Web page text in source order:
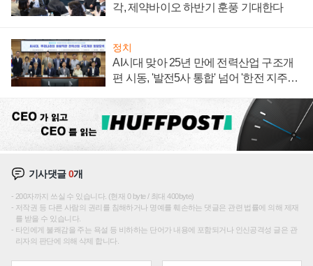
각, 제약바이오 하반기 훈풍 기대한다
정치
AI시대 맞아 25년 만에 전력산업 구조개
편 시동, '발전5사 통합' 넘어 '한전 지주사'
기사댓글0개
200자까지 쓰실 수 있습니다. (현재 0 byte / 최대 400byte)
저작권 등 다른 사람의 권리를 침해하거나 명예를 훼손하는 댓글은 관련 법률에 의해 제재
를 받을 수 있습니다.
타인에게 불쾌감을 주는 욕설 등 비하하는 단어가 내용에 포함되거나 인신공격성 글은 관
리자의 판단에 의해 삭제 합니다.